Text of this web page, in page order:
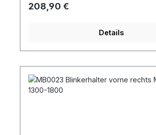
Regulärer Preis:
208,90 €
Details